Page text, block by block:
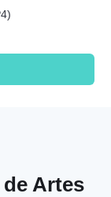
Artes